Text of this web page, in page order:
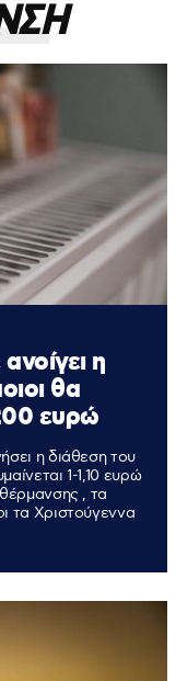
η
θα
ευρώ
η διάθεση του
1-1,10 ευρώ
θέρμανσης , τα
τα Χριστούγεννα